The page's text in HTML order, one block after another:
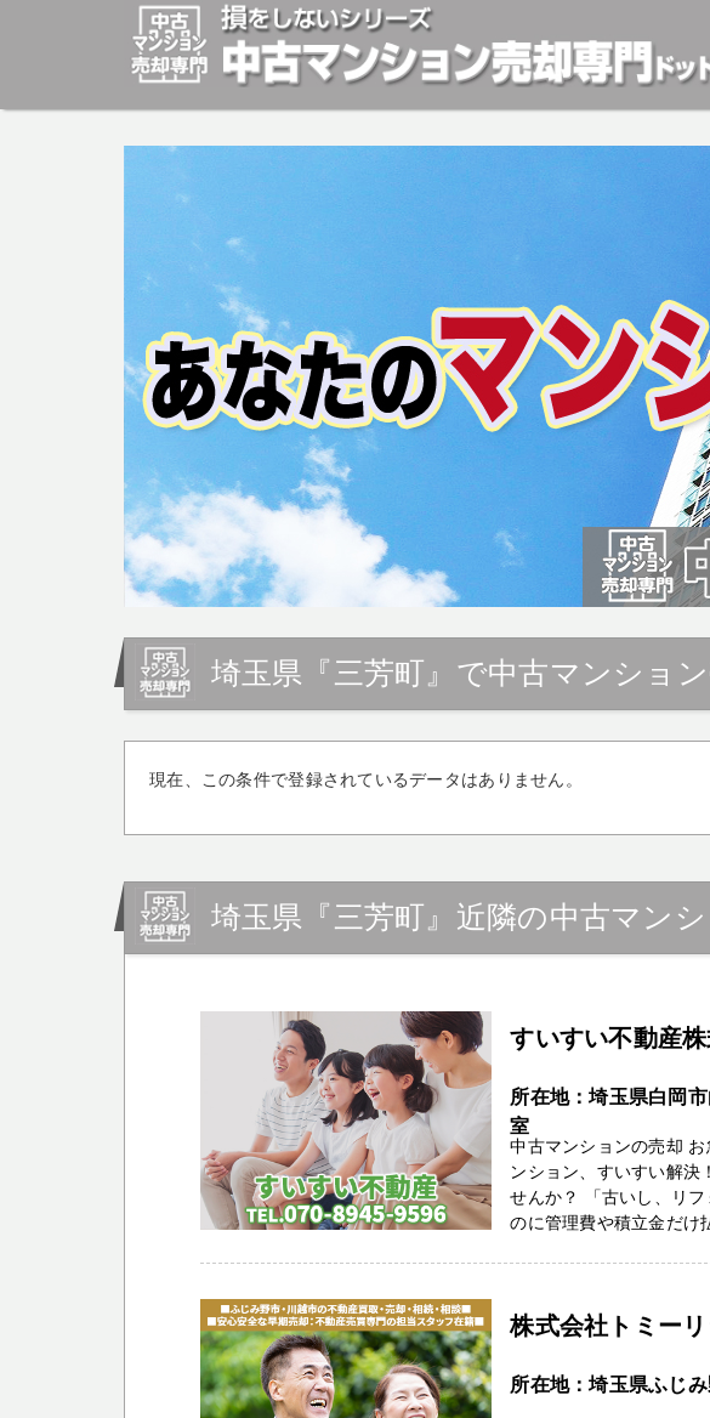
マンションの「売却」は「個人」の方々が、「買取」は不動産や開発等の「業者」
安めの売却金額と言われています。マンションの売却をご検討中の方はお気軽に
埼玉県『三芳町』で中古マンショ
現在、この条件で登録されているデータはありません。
埼玉県『三芳町』近隣の中古マン
すいすい不動産
所在地：埼玉県白岡
室
中古マンションの売却
ンション、すいすい解
せんか？ 「古いし、リ
のに管理費や積立金だ
株式会社トミー
所在地：埼玉県ふじ